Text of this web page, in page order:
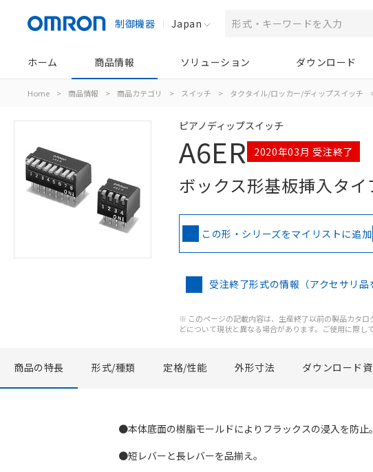
制御機器 Japan
ホーム 商品情報 ソリューション ダウンロード
Home > 商品情報 > 商品カテゴリ > スイッチ > タクタイル/ロッカー/ディップスイッチ
ピアノディップスイッチ
A6ER 2020年03月 受注終了
ボックス形基板挿入タ
この形・シリーズをマイリストに追加
受注終了形式の情報（アクセサリ品
※ このページの記載内容は、生産終了以前の製品カタ
どについて現状と異なる場合があります。ご使用に際し
商品の特長 形式/種類 定格/性能 外形寸法 ダウンロード
●本体底面の樹脂モールドによりフラックスの浸入を防止。
●短レバーと長レバーを品揃え。